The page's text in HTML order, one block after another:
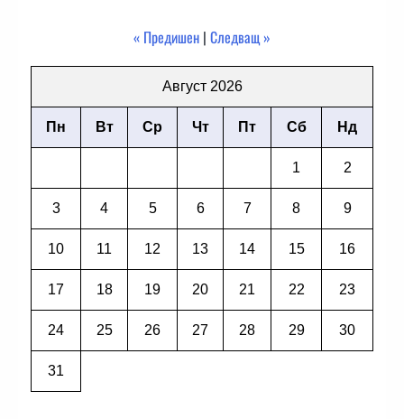
« Предишен | Следващ »
Август 2026
Пн Вт Ср Чт Пт Сб Нд
1 2
3 4 5 6 7 8 9
10 11 12 13 14 15 16
17 18 19 20 21 22 23
24 25 26 27 28 29 30
31